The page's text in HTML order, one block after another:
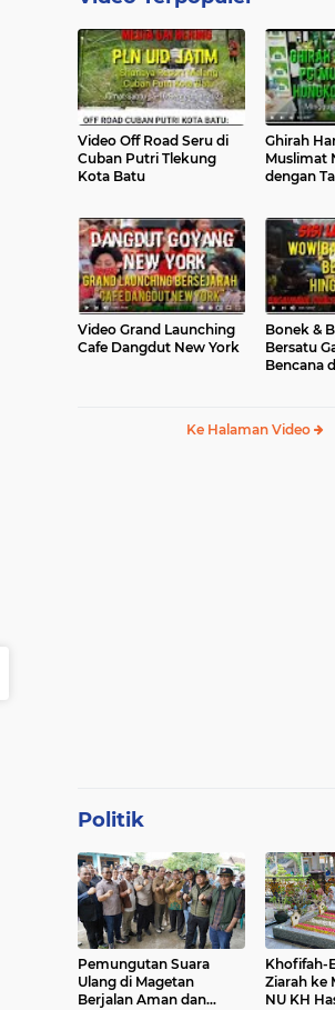
Video Off Road Seru di
Cuban Putri Tlekung
Kota Batu
Ghirah
Muslimat
dengan
Video Grand Launching
Cafe Dangdut New York
Bonek &
Bersatu
Bencana
Ke Halaman Video
Politik
Pemungutan Suara
Ulang di Magetan
Berjalan Aman dan
Khofifah-
Ziarah ke
NU KH